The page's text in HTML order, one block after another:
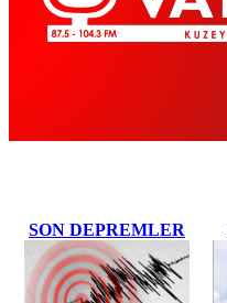
SON DEPREMLER